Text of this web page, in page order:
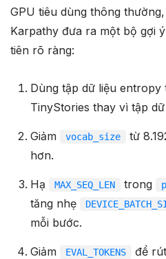
GPU tiêu dùng thông
Karpathy đưa ra một bộ gợi
tiên rõ ràng:
Dùng tập dữ liệu
TinyStories thay vì tập
Giảm vocab_size
từ
hơn.
Hạ MAX_SEQ_LEN trong
tăng nhẹ
mỗi bước.
Giảm EVAL_TOKENS
để